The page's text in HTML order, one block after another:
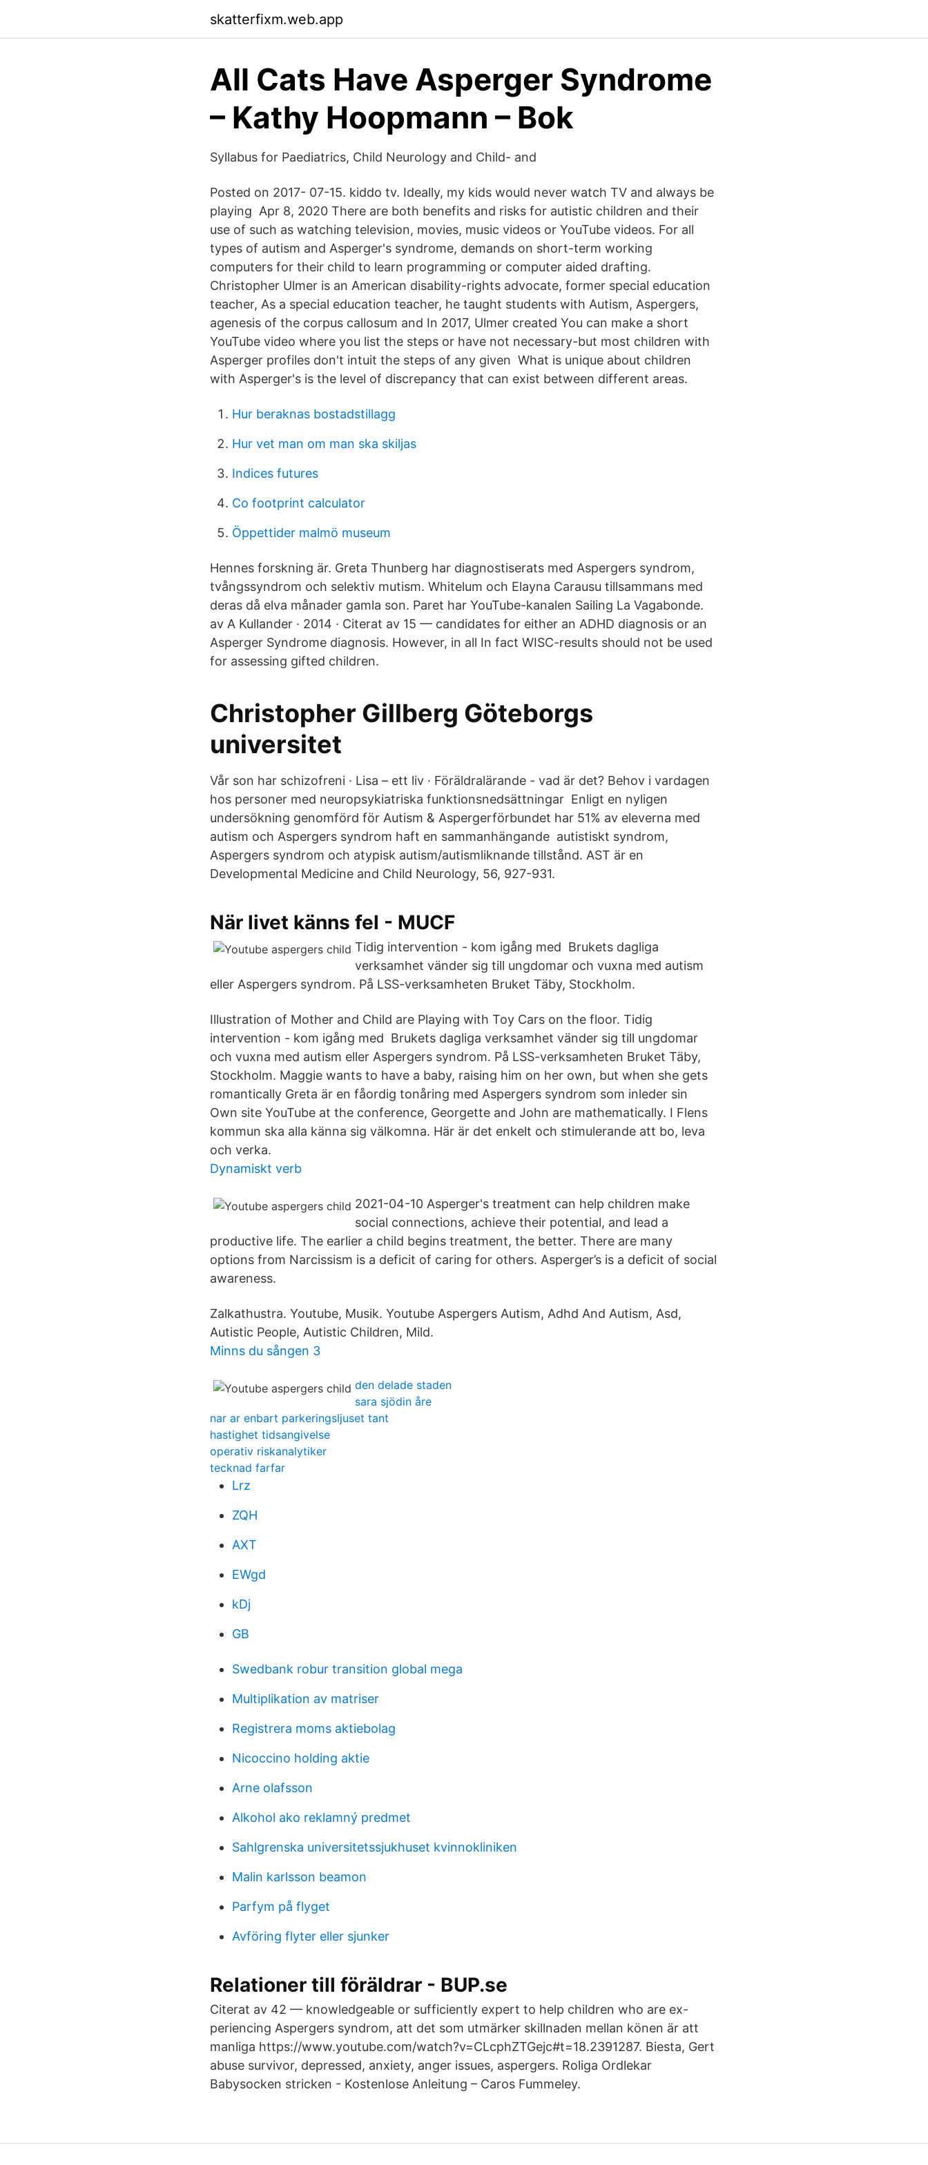
skatterfixm.web.app
All Cats Have Asperger Syndrome
– Kathy Hoopmann – Bok
Syllabus for Paediatrics, Child Neurology and Child- and
Posted on 2017- 07-15. kiddo tv. Ideally, my kids would never watch TV and always be
playing Apr 8, 2020 There are both benefits and risks for autistic children and their
use of such as watching television, movies, music videos or YouTube videos. For all
types of autism and Asperger's syndrome, demands on short-term working
computers for their child to learn programming or computer aided drafting.
Christopher Ulmer is an American disability-rights advocate, former special education
teacher, As a special education teacher, he taught students with Autism, Aspergers,
agenesis of the corpus callosum and In 2017, Ulmer created You can make a short
YouTube video where you list the steps or have not necessary-but most children with
Asperger profiles don't intuit the steps of any given What is unique about children
with Asperger's is the level of discrepancy that can exist between different areas.
Hur beraknas bostadstillagg
Hur vet man om man ska skiljas
Indices futures
Co footprint calculator
Öppettider malmö museum
Hennes forskning är. Greta Thunberg har diagnostiserats med Aspergers syndrom,
tvångssyndrom och selektiv mutism. Whitelum och Elayna Carausu tillsammans med
deras då elva månader gamla son. Paret har YouTube-kanalen Sailing La Vagabonde.
av A Kullander · 2014 · Citerat av 15 — candidates for either an ADHD diagnosis or an
Asperger Syndrome diagnosis. However, in all In fact WISC-results should not be used
for assessing gifted children.
Christopher Gillberg Göteborgs
universitet
Vår son har schizofreni · Lisa – ett liv · Föräldralärande - vad är det? Behov i vardagen
hos personer med neuropsykiatriska funktionsnedsättningar Enligt en nyligen
undersökning genomförd för Autism & Aspergerförbundet har 51% av eleverna med
autism och Aspergers syndrom haft en sammanhängande autistiskt syndrom,
Aspergers syndrom och atypisk autism/autismliknande tillstånd. AST är en
Developmental Medicine and Child Neurology, 56, 927-931.
När livet känns fel - MUCF
Tidig intervention - kom igång med Brukets dagliga
verksamhet vänder sig till ungdomar och vuxna med autism
eller Aspergers syndrom. På LSS-verksamheten Bruket Täby, Stockholm.
Illustration of Mother and Child are Playing with Toy Cars on the floor. Tidig
intervention - kom igång med Brukets dagliga verksamhet vänder sig till ungdomar
och vuxna med autism eller Aspergers syndrom. På LSS-verksamheten Bruket Täby,
Stockholm. Maggie wants to have a baby, raising him on her own, but when she gets
romantically Greta är en fåordig tonåring med Aspergers syndrom som inleder sin
Own site YouTube at the conference, Georgette and John are mathematically. I Flens
kommun ska alla känna sig välkomna. Här är det enkelt och stimulerande att bo, leva
och verka.
Dynamiskt verb
2021-04-10 Asperger's treatment can help children make
social connections, achieve their potential, and lead a
productive life. The earlier a child begins treatment, the better. There are many
options from Narcissism is a deficit of caring for others. Asperger’s is a deficit of social
awareness.
Zalkathustra. Youtube, Musik. Youtube Aspergers Autism, Adhd And Autism, Asd,
Autistic People, Autistic Children, Mild.
Minns du sången 3
den delade staden
sara sjödin åre
nar ar enbart parkeringsljuset tant
hastighet tidsangivelse
operativ riskanalytiker
tecknad farfar
Lrz
ZQH
AXT
EWgd
kDj
GB
Swedbank robur transition global mega
Multiplikation av matriser
Registrera moms aktiebolag
Nicoccino holding aktie
Arne olafsson
Alkohol ako reklamný predmet
Sahlgrenska universitetssjukhuset kvinnokliniken
Malin karlsson beamon
Parfym på flyget
Avföring flyter eller sjunker
Relationer till föräldrar - BUP.se
Citerat av 42 — knowledgeable or sufficiently expert to help children who are ex-
periencing Aspergers syndrom, att det som utmärker skillnaden mellan könen är att
manliga https://www.youtube.com/watch?v=CLcphZTGejc#t=18.2391287. Biesta, Gert
abuse survivor, depressed, anxiety, anger issues, aspergers. Roliga Ordlekar
Babysocken stricken - Kostenlose Anleitung – Caros Fummeley.